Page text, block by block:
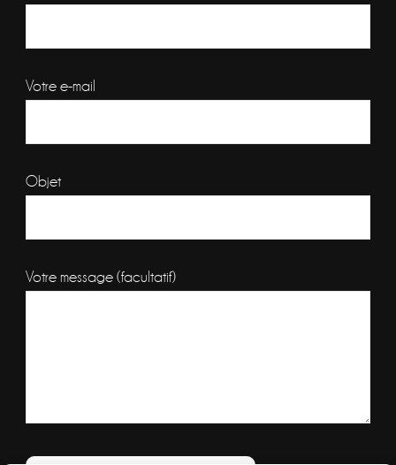
Votre e-mail
Objet
Votre message (facultatif)